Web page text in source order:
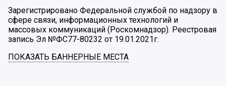
Зарегистрировано Федеральной службой по надзору в
сфере связи, информационных технологий и
массовых коммуникаций (Роскомнадзор). Реестровая
запись Эл №ФС77-80232 от 19.01.2021г.
ПОКАЗАТЬ БАННЕРНЫЕ МЕСТА